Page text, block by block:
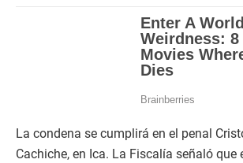
La condena se cumplirá en el penal
Cachiche, en Ica. La Fiscalía señaló que